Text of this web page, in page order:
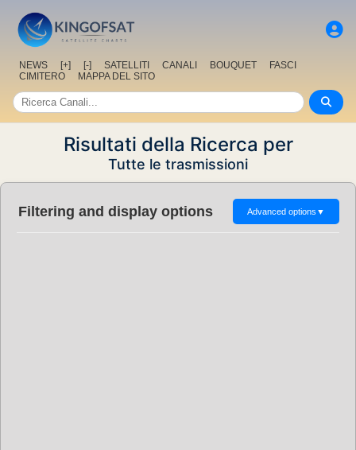
NEWS [+] [-] SATELLITI CANALI BOUQUET
FASCI
CIMITERO
MAPPA DEL SITO
Risultati della Ricerca per
Tutte le trasmissioni
Filtering and display options Advanced options ▼